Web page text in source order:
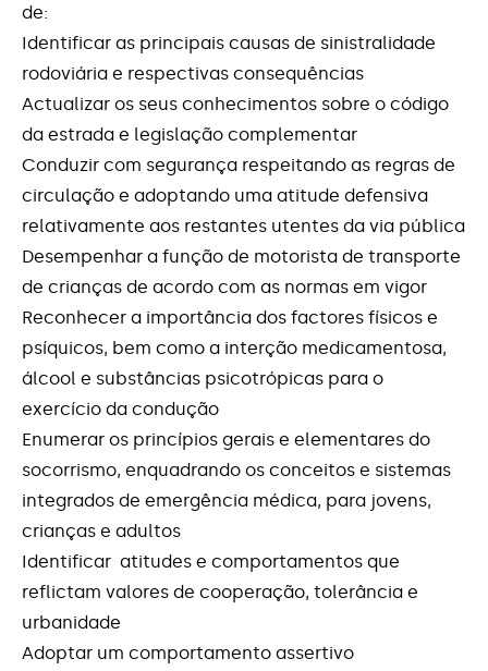
de:
Identificar as principais causas de sinistralidade
rodoviária e respectivas consequências
Actualizar os seus conhecimentos sobre o código
da estrada e legislação complementar
Conduzir com segurança respeitando as regras de
circulação e adoptando uma atitude defensiva
relativamente aos restantes utentes da via pública
Desempenhar a função de motorista de transporte
de crianças de acordo com as normas em vigor
Reconhecer a importância dos factores físicos e
psíquicos, bem como a interção medicamentosa,
álcool e substâncias psicotrópicas para o
exercício da condução
Enumerar os princípios gerais e elementares do
socorrismo, enquadrando os conceitos e sistemas
integrados de emergência médica, para jovens,
crianças e adultos
Identificar atitudes e comportamentos que
reflictam valores de cooperação, tolerância e
urbanidade
Adoptar um comportamento assertivo